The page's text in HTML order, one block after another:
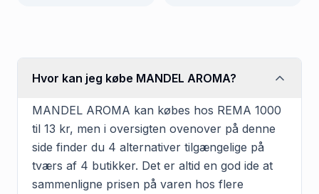
Hvor kan jeg købe MANDEL AROMA?
MANDEL AROMA kan købes hos REMA 1000
til 13 kr, men i oversigten ovenover på denne
side finder du 4 alternativer tilgængelige på
tværs af 4 butikker. Det er altid en god ide at
sammenligne prisen på varen hos flere